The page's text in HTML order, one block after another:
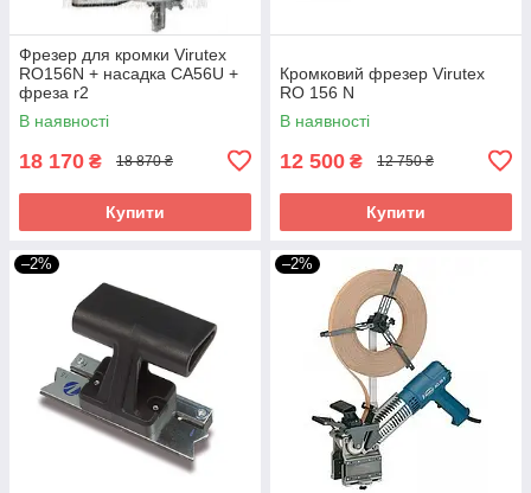
Фрезер для кромки Virutex
RO156N + насадка CA56U +
фреза r2
В наявності
18 170 ₴ 18 870 ₴
Купити
Кромковий фрезер Virutex
RO 156 N
В наявності
12 500 ₴ 12 750 ₴
Купити
–2% –2%